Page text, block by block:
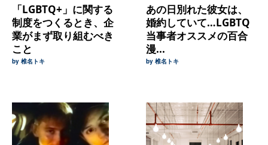
「LGBTQ+」に関する
制度をつくるとき、企
業がまず取り組むべき
こと
by 椎名トキ
あの日別れた彼女は、
婚約していて…LGBTQ
当事者オススメの百合
漫...
by 椎名トキ